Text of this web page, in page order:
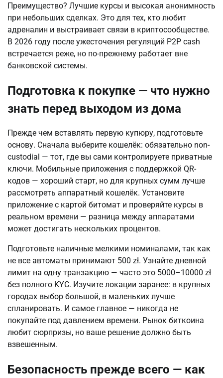
Преимущество? Лучшие курсы и высокая анонимность
при небольших сделках. Это для тех, кто любит
адреналин и выстраивает связи в криптосообществе.
В 2026 году после ужесточения регуляций P2P cash
встречается реже, но по-прежнему работает вне
банковской системы.
Подготовка к покупке — что нужно
знать перед выходом из дома
Прежде чем вставлять первую купюру, подготовьте
основу. Сначала выберите кошелёк: обязательно non-
custodial — тот, где вы сами контролируете приватные
ключи. Мобильные приложения с поддержкой QR-
кодов — хороший старт, но для крупных сумм лучше
рассмотреть аппаратный кошелёк. Установите
приложение с картой битомат и проверяйте курсы в
реальном времени — разница между аппаратами
может достигать нескольких процентов.
Подготовьте наличные мелкими номиналами, так как
не все автоматы принимают 500 zł. Узнайте дневной
лимит на одну транзакцию — часто это 5000–10000 zł
без полного KYC. Изучите локации заранее: в крупных
городах выбор большой, в маленьких лучше
спланировать. И самое главное — никогда не
покупайте под давлением времени. Рынок биткоина
любит сюрпризы, но ваше решение должно быть
взвешенным.
Безопасность прежде всего — как